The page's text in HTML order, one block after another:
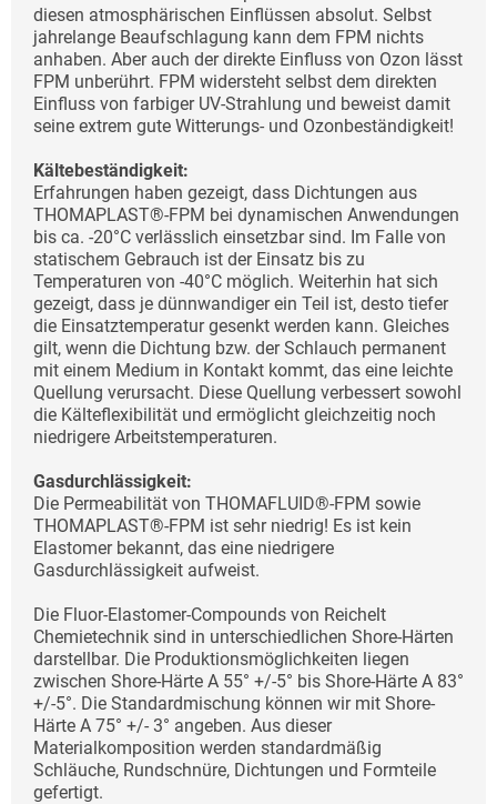
diesen atmosphärischen Einflüssen absolut. Selbst
jahrelange Beaufschlagung kann dem FPM nichts
anhaben. Aber auch der direkte Einfluss von Ozon lässt
FPM unberührt. FPM widersteht selbst dem direkten
Einfluss von farbiger UV-Strahlung und beweist damit
seine extrem gute Witterungs- und Ozonbeständigkeit!
Kältebeständigkeit:
Erfahrungen haben gezeigt, dass Dichtungen aus
THOMAPLAST®-FPM bei dynamischen Anwendungen
bis ca. -20°C verlässlich einsetzbar sind. Im Falle von
statischem Gebrauch ist der Einsatz bis zu
Temperaturen von -40°C möglich. Weiterhin hat sich
gezeigt, dass je dünnwandiger ein Teil ist, desto tiefer
die Einsatztemperatur gesenkt werden kann. Gleiches
gilt, wenn die Dichtung bzw. der Schlauch permanent
mit einem Medium in Kontakt kommt, das eine leichte
Quellung verursacht. Diese Quellung verbessert sowohl
die Kälteflexibilität und ermöglicht gleichzeitig noch
niedrigere Arbeitstemperaturen.
Gasdurchlässigkeit:
Die Permeabilität von THOMAFLUID®-FPM sowie
THOMAPLAST®-FPM ist sehr niedrig! Es ist kein
Elastomer bekannt, das eine niedrigere
Gasdurchlässigkeit aufweist.
Die Fluor-Elastomer-Compounds von Reichelt
Chemietechnik sind in unterschiedlichen Shore-Härten
darstellbar. Die Produktionsmöglichkeiten liegen
zwischen Shore-Härte A 55° +/-5° bis Shore-Härte A 83°
+/-5°. Die Standardmischung können wir mit Shore-
Härte A 75° +/- 3° angeben. Aus dieser
Materialkomposition werden standardmäßig
Schläuche, Rundschnüre, Dichtungen und Formteile
gefertigt.